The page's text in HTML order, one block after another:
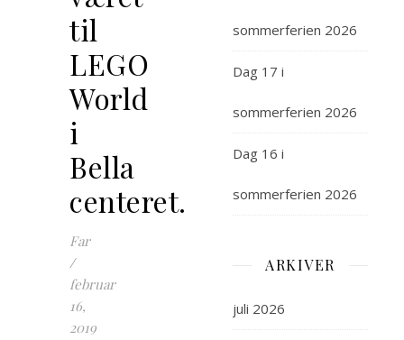
til
LEGO
World
i
Bella
centeret.
Far
/
februar
16,
2019
sommerferien 2026
Dag 17 i
sommerferien 2026
Dag 16 i
sommerferien 2026
ARKIVER
juli 2026